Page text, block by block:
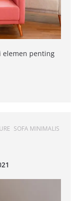
elemen penting
SOFA MINIMALIS